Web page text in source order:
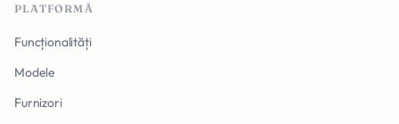
PLATFORMĂ
Funcționalități
Modele
Furnizori